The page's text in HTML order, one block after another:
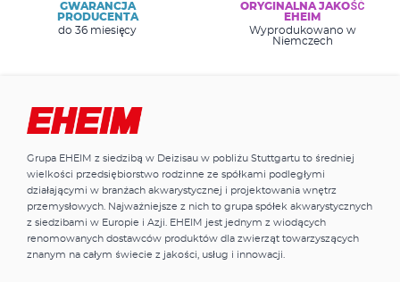
GWARANCJA
PRODUCENTA
do 36 miesięcy
ORYGINALNA JAKOŚĆ
EHEIM
Wyprodukowano w
Niemczech
Grupa EHEIM z siedzibą w Deizisau w pobliżu Stuttgartu to średniej
wielkości przedsiębiorstwo rodzinne ze spółkami podległymi
działającymi w branżach akwarystycznej i projektowania wnętrz
przemysłowych. Najważniejsze z nich to grupa spółek akwarystycznych
z siedzibami w Europie i Azji. EHEIM jest jednym z wiodących
renomowanych dostawców produktów dla zwierząt towarzyszących
znanym na całym świecie z jakości, usług i innowacji.